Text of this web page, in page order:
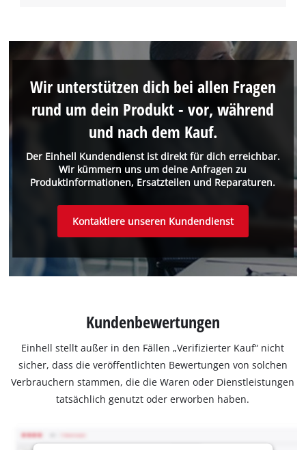
Der Einhell Kundendienst ist direkt für dich erreichbar.
Wir kümmern uns um deine Anfragen zu
Produktinformationen, Ersatzteilen und Reparaturen.
Wir unterstützen dich bei allen Fragen
rund um dein Produkt - vor, während
und nach dem Kauf.
Kontaktiere unseren Kundendienst
Kundenbewertungen
Einhell stellt außer in den Fällen „Verifizierter Kauf“ nicht
sicher, dass die veröffentlichten Bewertungen von solchen
Verbrauchern stammen, die die Waren oder Dienstleistungen
tatsächlich genutzt oder erworben haben.